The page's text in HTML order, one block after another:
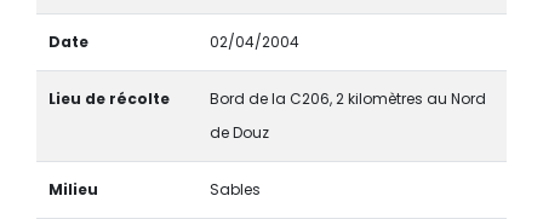
Date 02/04/2004
Lieu de récolte
Bord de la C206, 2 kilomètres au Nord
de Douz
Milieu Sables